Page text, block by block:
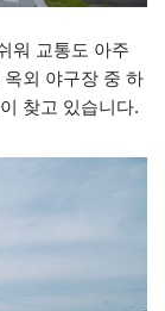
워 교통도 아주
외 야구장 중 하
찾고 있습니다.